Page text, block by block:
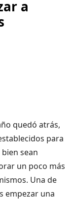
a
quedó atrás,
para
sean
un poco más
Una de
empezar una